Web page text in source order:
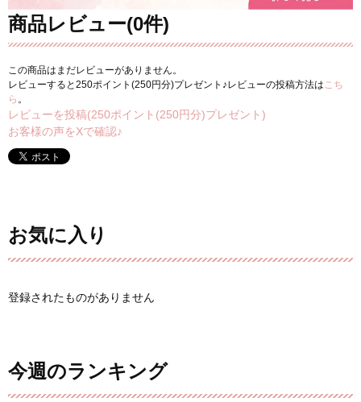
商品レビュー(0件)
この商品はまだレビューがありません。
レビューすると250ポイント(250円分)プレゼント♪レビューの投稿方法は こち
ら 。
レビューを投稿(250ポイント(250円分)プレゼント)
お客様の声をXで確認♪
お気に入り
登録されたものがありません
今週のランキング